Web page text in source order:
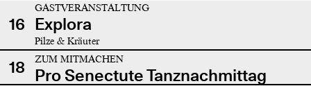
16
GASTVERANSTALTUNG
Explora
Pilze & Kräuter
18 ZUM MITMACHEN
Pro Senectute Tanznachmittag